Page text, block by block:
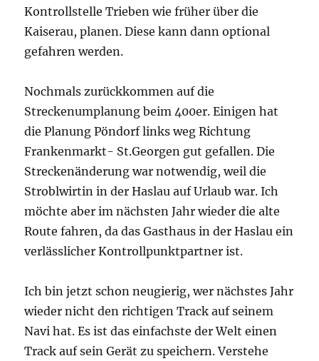
Kontrollstelle Trieben wie früher über die
Kaiserau, planen. Diese kann dann optional
gefahren werden.
Nochmals zurückkommen auf die
Streckenumplanung beim 400er. Einigen hat
die Planung Pöndorf links weg Richtung
Frankenmarkt- St.Georgen gut gefallen. Die
Streckenänderung war notwendig, weil die
Stroblwirtin in der Haslau auf Urlaub war. Ich
möchte aber im nächsten Jahr wieder die alte
Route fahren, da das Gasthaus in der Haslau ein
verlässlicher Kontrollpunktpartner ist.
Ich bin jetzt schon neugierig, wer nächstes Jahr
wieder nicht den richtigen Track auf seinem
Navi hat. Es ist das einfachste der Welt einen
Track auf sein Gerät zu speichern. Verstehe